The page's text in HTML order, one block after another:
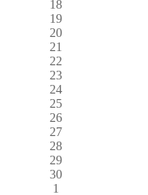
18
19
20
21
22
23
24
25
26
27
28
29
30
1